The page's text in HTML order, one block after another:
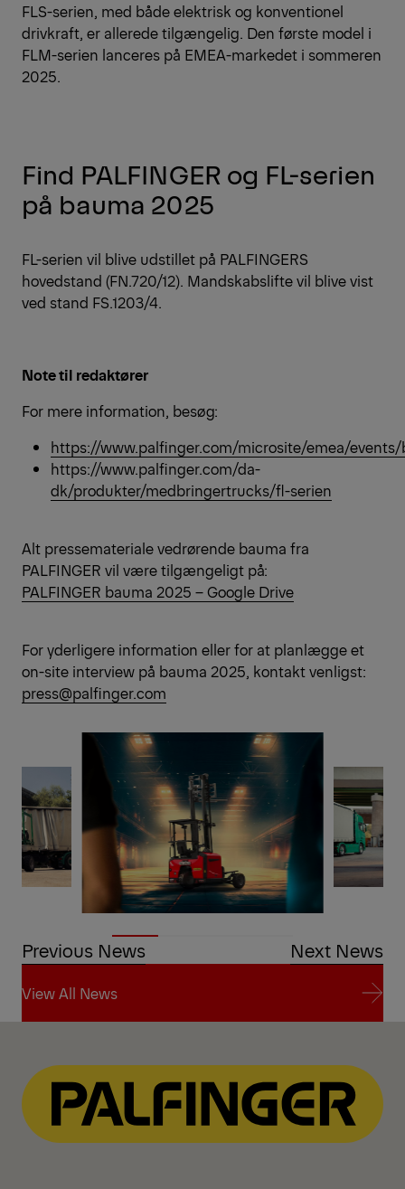
FLS-serien, med både elektrisk og konventionel
drivkraft, er allerede tilgængelig. Den første model i
FLM-serien lanceres på EMEA-markedet i sommeren
2025.
Find PALFINGER og FL-serien
på bauma 2025
FL-serien vil blive udstillet på PALFINGERS
hovedstand (FN.720/12). Mandskabslifte vil blive vist
ved stand FS.1203/4.
Note til redaktører
For mere information, besøg:
https://www.palfinger.com/microsite/emea/
https://www.palfinger.com/da-
dk/produkter/medbringertrucks/fl-serien
Alt pressemateriale vedrørende bauma fra
PALFINGER vil være tilgængeligt på:
PALFINGER bauma 2025 – Google Drive
For yderligere information eller for at planlægge et
on-site interview på bauma 2025, kontakt venligst:
press@palfinger.com
Previous News Next News
View All News